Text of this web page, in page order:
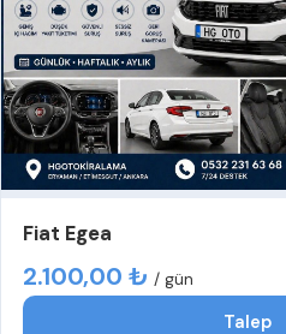
Fiat Egea
2.100,00 ₺ / gün
Talep